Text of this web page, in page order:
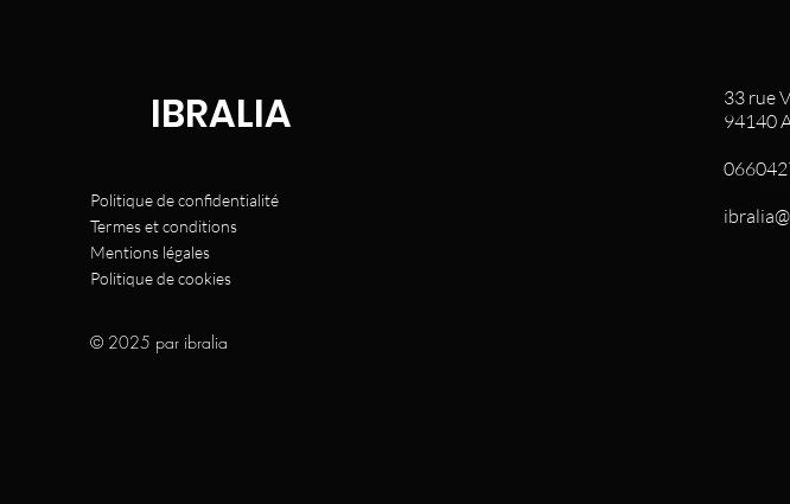
IBRALIA
Politique de confidentialité
Termes et conditions
Mentions légales
Politique de cookies
© 2025 par ibralia
33 rue
94140